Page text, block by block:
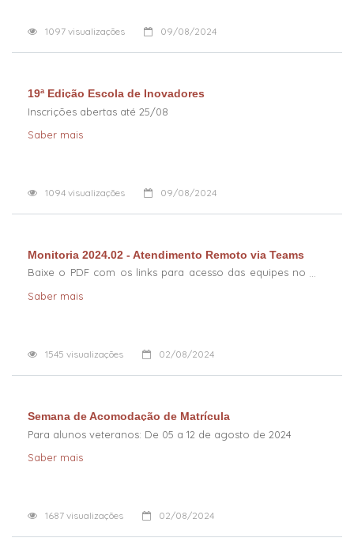
1097 visualizações 09/08/2024
19ª Edição Escola de Inovadores
Inscrições abertas até 25/08
Saber mais
1094 visualizações 09/08/2024
Monitoria 2024.02 - Atendimento Remoto via Teams
Baixe o PDF com os links para acesso das equipes no
Saber mais
1545 visualizações 02/08/2024
Semana de Acomodação de Matrícula
Para alunos veteranos: De 05 a 12 de agosto de 2024
Saber mais
1687 visualizações 02/08/2024